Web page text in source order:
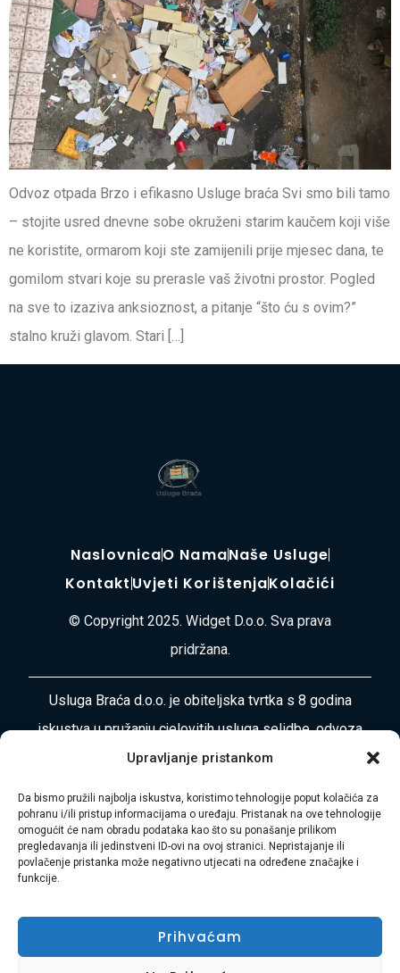
Upravljanje pristankom
Da bismo pružili najbolja iskustva, koristimo tehnologije poput kolačića za
pohranu i/ili pristup informacijama o uređaju. Pristanak na ove tehnologije
omogućit će nam obradu podataka kao što su ponašanje prilikom
pregledavanja ili jedinstveni ID-ovi na ovoj stranici. Nepristajanje ili
povlačenje pristanka može negativno utjecati na određene značajke i
funkcije.
Prihvaćam
Odvoz otpada Brzo i efikasno Usluge braća Svi smo bili tamo
– stojite usred dnevne sobe okruženi starim kaučem koji više
ne koristite, ormarom koji ste zamijenili prije mjesec dana, te
gomilom stvari koje su prerasle vaš životni prostor. Pogled
na sve to izaziva anksioznost, a pitanje “što ću s ovim?”
stalno kruži glavom. Stari […]
NaslovnicaO NamaNaše Usluge
KontaktUvjeti KorištenjaKolačići
© Copyright 2025. Widget D.o.o. Sva prava
pridržana.
Usluga Braća d.o.o. je obiteljska tvrtka s 8 godina
iskustva u pružanju cjelovitih usluga selidbe, odvoza
otpada, čišćenja i uređenja okoliša diljem
vaša bezbrižnost i zadovoljstvo.
Adresa:Plase 45, 51000 RIJEKA
Hasibmurtez11@gmail.com